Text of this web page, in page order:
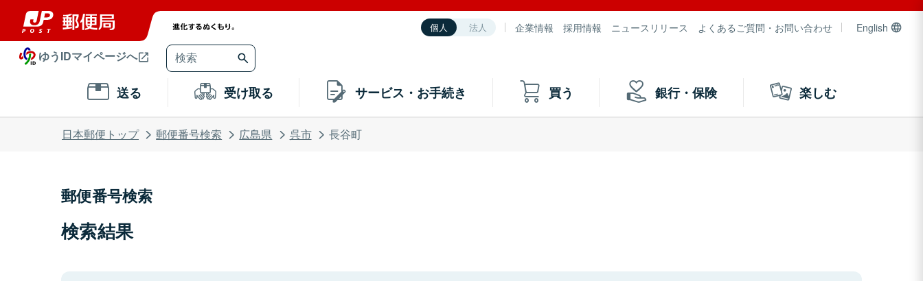
個人 法人 企業情報 採用情報 ニュースリリース よくあるご質問・お問い合わせ English
ゆうIDマイページへ
送る 受け取る サービス・お手続き 買う 銀行・保険 楽しむ
日本郵便トップ 郵便番号検索 広島県 呉市 長谷町
郵便番号検索
検索結果